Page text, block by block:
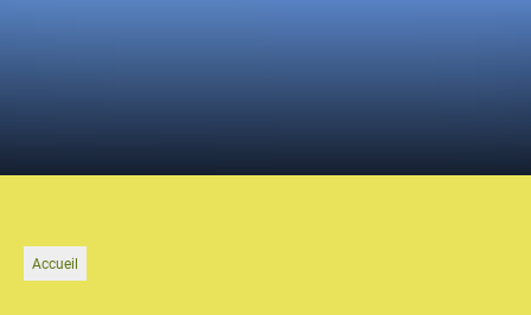
Accueil